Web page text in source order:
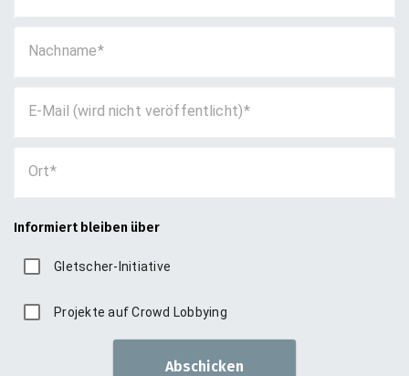
Nachname
E-Mail (wird nicht veröffentlicht)
Ort
Informiert bleiben über
Gletscher-Initiative
Projekte auf Crowd Lobbying
Abschicken